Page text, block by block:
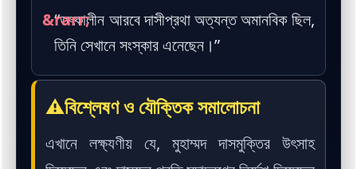
“তৎকালীন আরবে দাসীপ্রথা অত্যন্ত অমানবিক ছিল,
তিনি সেখানে সংস্কার এনেছেন।”
⚠বিশ্লেষণ ও যৌক্তিক সমালোচনা
এখানে লক্ষ্যণীয় যে, মুহাম্মদ দাসমুক্তির উৎসাহ